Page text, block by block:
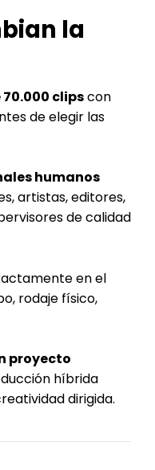
la
70.000 clipscon
de elegir las
humanos
artistas, editores,
de calidad
en el
rodaje físico,
proyecto
híbrida
dirigida.